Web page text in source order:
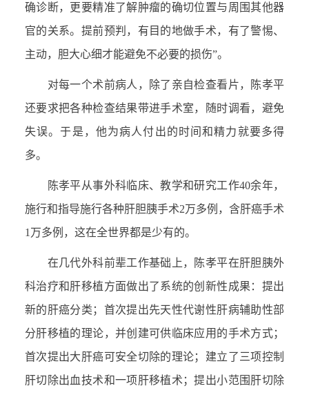
确诊断，更要精准了解肿瘤的确切位置与周围其他器
官的关系。提前预判，有目的地做手术，有了警惕、
主动，胆大心细才能避免不必要的损伤”。
对每一个术前病人，除了亲自检查看片，陈孝平
还要求把各种检查结果带进手术室，随时调看，避免
失误。于是，他为病人付出的时间和精力就要多得
多。
陈孝平从事外科临床、教学和研究工作40余年，
施行和指导施行各种肝胆胰手术2万多例，含肝癌手术
1万多例，这在全世界都是少有的。
在几代外科前辈工作基础上，陈孝平在肝胆胰外
科治疗和肝移植方面做出了系统的创新性成果：提出
新的肝癌分类；首次提出先天性代谢性肝病辅助性部
分肝移植的理论，并创建可供临床应用的手术方式；
首次提出大肝癌可安全切除的理论；建立了三项控制
肝切除出血技术和一项肝移植术；提出小范围肝切除